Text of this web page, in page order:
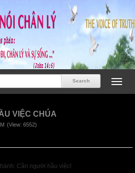
VIỆC CHÚA
(View: 6552)
Cần người hầu việc!